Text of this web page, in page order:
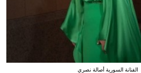
الفنانة السورية أصالة نصري